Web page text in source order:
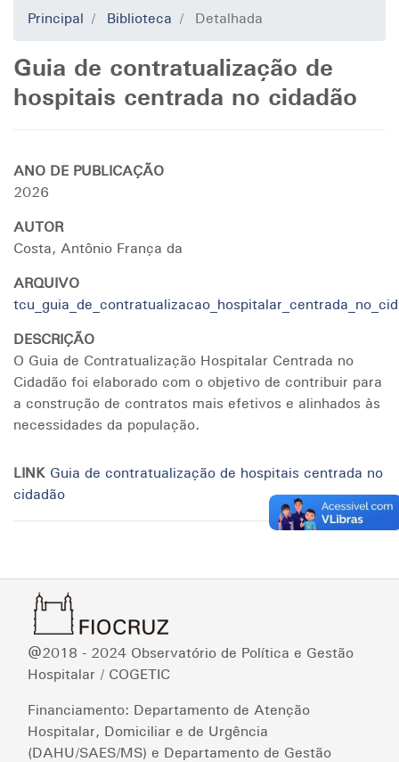
Principal Biblioteca Detalhada
Guia de contratualização de
hospitais centrada no cidadão
ANO DE PUBLICAÇÃO
2026
AUTOR
Costa, Antônio França da
ARQUIVO
DESCRIÇÃO
O Guia de Contratualização Hospitalar Centrada no
Cidadão foi elaborado com o objetivo de contribuir para
a construção de contratos mais efetivos e alinhados às
necessidades da população.
LINK Guia de contratualização de hospitais centrada no
cidadão
@2018 - 2024 Observatório de Política e Gestão
Hospitalar / COGETIC
Financiamento: Departamento de Atenção
Hospitalar, Domiciliar e de Urgência
(DAHU/SAES/MS) e Departamento de Gestão